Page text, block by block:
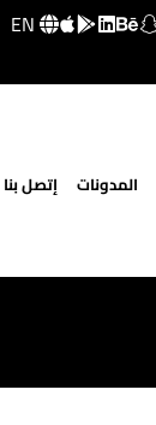
المدونات إتصل بنا